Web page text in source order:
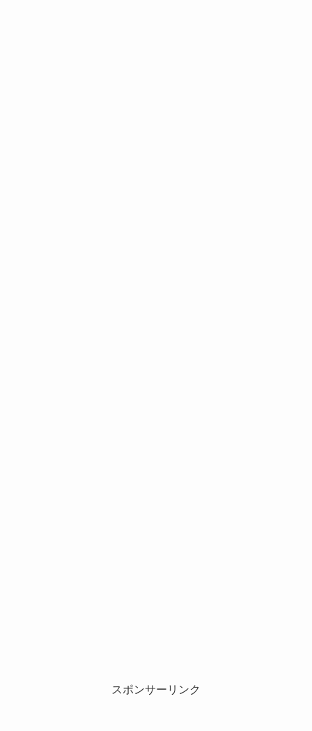
スポンサーリンク